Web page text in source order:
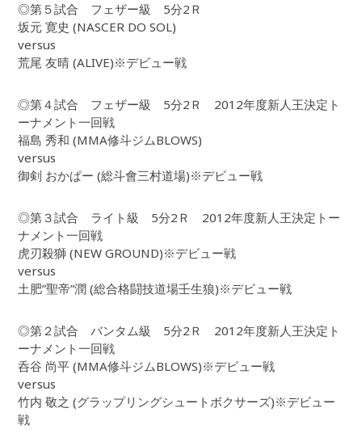
◎第５試合 フェザー級 5分2Ｒ
坂元 寛史 (NASCER DO SOL)
versus
荒尾 友晴 (ALIVE)※デビュー戦
◎第４試合 フェザー級 5分2Ｒ 2012年度新人王決定ト
ーナメント一回戦
福島 秀和 (MMA修斗ジムBLOWS)
versus
御剣 おかぱー (総斗會三村道場)※デビュー戦
◎第３試合 ライト級 5分2Ｒ 2012年度新人王決定トー
ナメント一回戦
虎刃殺獅 (NEW GROUND)※デビュー戦
versus
土肥”聖帝”潤 (総合格闘技道場壬生狼)※デビュー戦
◎第２試合 バンタム級 5分2Ｒ 2012年度新人王決定ト
ーナメント一回戦
呑谷 尚平 (MMA修斗ジムBLOWS)※デビュー戦
versus
竹内 敬之 (グラップリングシュートボクサーズ)※デビュー
戦